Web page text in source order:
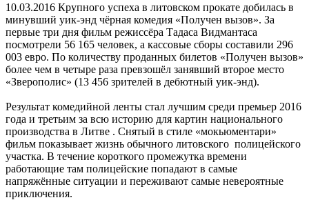
10.03.2016 Крупного успеха в литовском прокате добилась в
минувший уик-энд чёрная комедия «Получен вызов». За
первые три дня фильм режиссёра Тадаса Видмантаса
посмотрели 56 165 человек, а кассовые сборы составили 296
003 евро. По количеству проданных билетов «Получен вызов»
более чем в четыре раза превзошёл занявший второе место
«Зверополис» (13 456 зрителей в дебютный уик-энд).
Результат комедийной ленты стал лучшим среди премьер 2016
года и третьим за всю историю для картин национального
производства в Литве . Снятый в стиле «мокьюментари»
фильм показывает жизнь обычного литовского полицейского
участка. В течение короткого промежутка времени
работающие там полицейские попадают в самые
напряжённые ситуации и переживают самые невероятные
приключения.